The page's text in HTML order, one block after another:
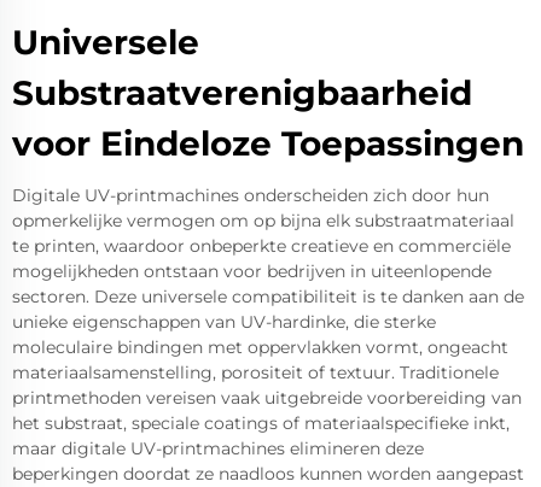
Universele
Substraatverenigbaarheid
voor Eindeloze Toepassingen
Digitale UV-printmachines onderscheiden zich door hun
opmerkelijke vermogen om op bijna elk substraatmateriaal
te printen, waardoor onbeperkte creatieve en commerciële
mogelijkheden ontstaan voor bedrijven in uiteenlopende
sectoren. Deze universele compatibiliteit is te danken aan de
unieke eigenschappen van UV-hardinke, die sterke
moleculaire bindingen met oppervlakken vormt, ongeacht
materiaalsamenstelling, porositeit of textuur. Traditionele
printmethoden vereisen vaak uitgebreide voorbereiding van
het substraat, speciale coatings of materiaalspecifieke inkt,
maar digitale UV-printmachines elimineren deze
beperkingen doordat ze naadloos kunnen worden aangepast